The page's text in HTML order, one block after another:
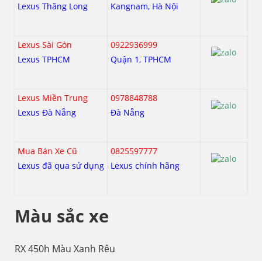
Lexus Thăng Long
Kangnam, Hà Nội
Lexus Sài Gòn
Lexus TPHCM
0922936999
Quận 1, TPHCM
Lexus Miền Trung
Lexus Đà Nẵng
0978848788
Đà Nẵng
Mua Bán Xe Cũ
Lexus đã qua sử dụng
0825597777
Lexus chính hãng
Màu sắc xe
RX 450h Màu Xanh Rêu